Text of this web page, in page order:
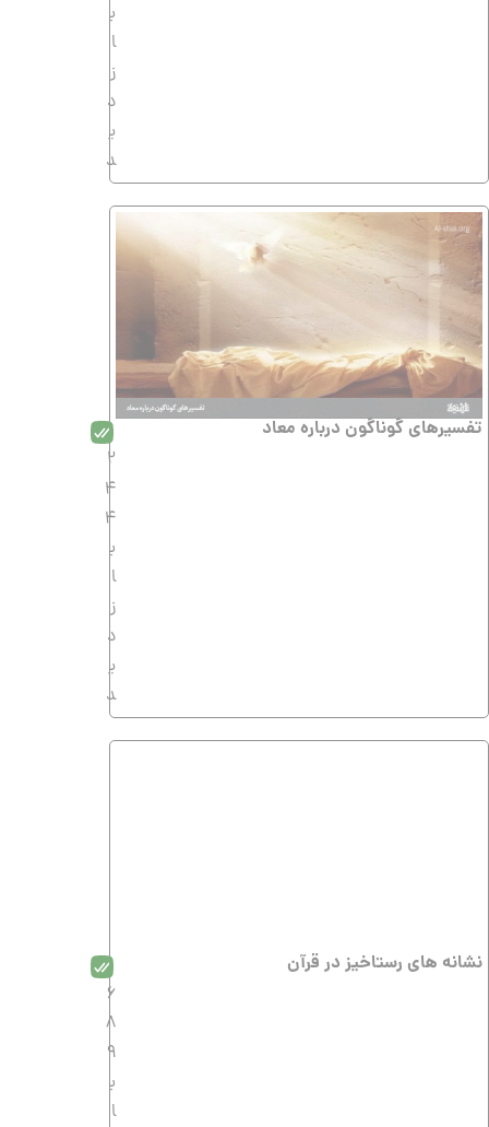
ب
ا
ز
د
ی
د
تفسیرهاى گوناگون درباره معاد
2
4
4
ب
ا
ز
د
ی
د
نشانه ‎هاى رستاخیز در قرآن
6
8
9
ب
ا